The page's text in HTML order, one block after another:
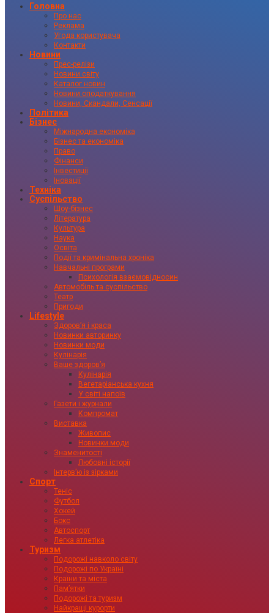
Головна
Про нас
Реклама
Угода користувача
Контакти
Новини
Прес-релізи
Новини світу
Каталог новин
Новини оподаткування
Новини, Скандали, Сенсації
Політика
Бізнес
Міжнародна економіка
Бізнес та економіка
Право
Фінанси
Інвестиції
Іновації
Техніка
Суспільство
Шоу-бізнес
Література
Культура
Наука
Освіта
Події та кримінальна хроніка
Навчальні програми
Психологія взаємовідносин
Автомобіль та суспільство
Театр
Пригоди
Lifestyle
Здоровʼя і краса
Новинки авторинку
Новинки моди
Кулінарія
Ваше здоровʼя
Кулінарія
Вегетаріанська кухня
У світі напоїв
Газети і журнали
Компромат
Виставка
Живопис
Новинки моди
Знаменитості
Любовні історії
Інтервʼю із зірками
Спорт
Теніс
Футбол
Хокей
Бокс
Автоспорт
Легка атлетіка
Туризм
Подорожі навколо світу
Подорожі по Україні
Країни та міста
Пам’ятки
Подорожі та туризм
Найкращі курорти